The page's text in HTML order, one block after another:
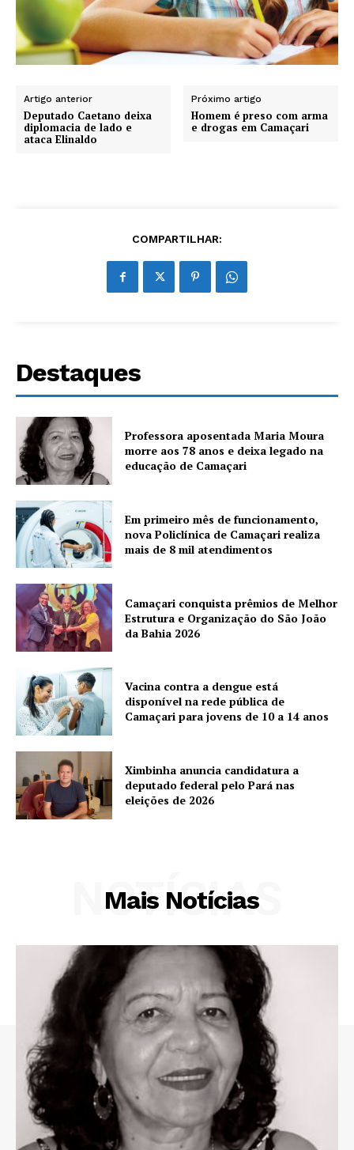
Artigo anterior
Deputado Caetano deixa
diplomacia de lado e
ataca Elinaldo
Próximo artigo
Homem é preso com arma
e drogas em Camaçari
COMPARTILHAR:
Destaques
Professora aposentada Maria Moura
morre aos 78 anos e deixa legado na
educação de Camaçari
Em primeiro mês de funcionamento,
nova Policlínica de Camaçari realiza
mais de 8 mil atendimentos
Camaçari conquista prêmios de Melhor
Estrutura e Organização do São João
da Bahia 2026
Vacina contra a dengue está
disponível na rede pública de
Camaçari para jovens de 10 a 14 anos
Ximbinha anuncia candidatura a
deputado federal pelo Pará nas
eleições de 2026
Mais Notícias
NOTÍCIAS